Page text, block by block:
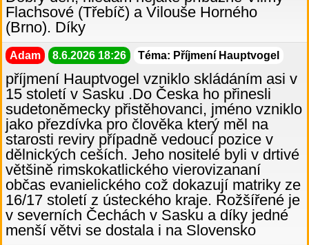
Flachsové (Třebíč) a Vilouše Horného
(Brno). Díky
Adam 8.6.2026 18:26 Téma: Příjmení Hauptvogel
příjmení Hauptvogel vzniklo skládáním asi v
15 století v Sasku .Do Česka ho přinesli
sudetoněmecky přistěhovanci, jméno vzniklo
jako přezdívka pro člověka který měl na
starosti reviry případně vedoucí pozice v
dělnických ceších. Jeho nositelé byli v drtivé
většině rimskokatlického vierovizananí
občas evanielického což dokazují matriky ze
16/17 století z ústeckého kraje. Rožšířené je
v severních Čechách v Sasku a díky jedné
menší větvi se dostala i na Slovensko